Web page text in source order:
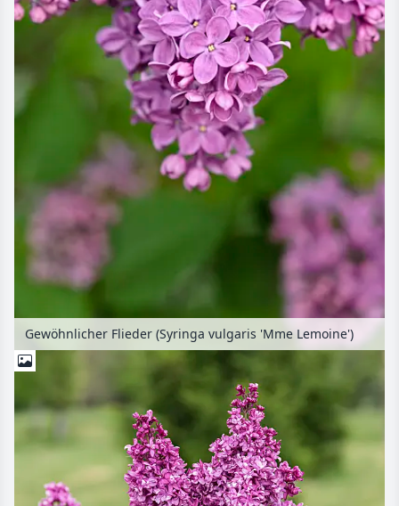
Gewöhnlicher Flieder (Syringa vulgaris 'Mme Lemoine')